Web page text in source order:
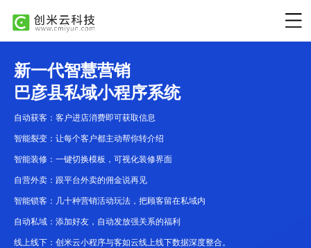
新一代智慧营销
巴彦县私域小程序系统
自动获客：客户进店消费即可获取信息
智能裂变：让每个客户都主动帮你转介绍
智能装修：一键切换模板，可视化装修界面
自营外卖：跟平台外卖的佣金说再见
智能锁客：几十种营销活动玩法，把顾客留在私域内
自动私域：添加好友，自动发放强关系的福利
线上线下：创米云小程序与客如云线上线下数据深度整合。